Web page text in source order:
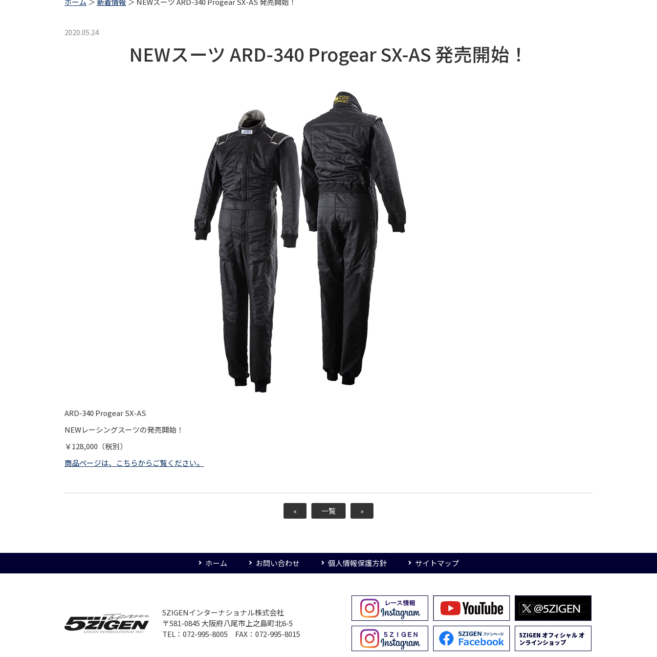
2020.05.24
NEWスーツ ARD-340 Progear SX-AS 発売開始！
ARD-340 Progear SX-AS
NEWレーシングスーツの発売開始！
￥128,000（税別）
商品ページは、こちらからご覧ください。
« 一覧 »
ホーム お問い合わせ 個人情報保護方針 サイトマップ
5ZIGENインターナショナル株式会社
〒581-0845 大阪府八尾市上之島町北6-5
TEL：072-995-8005 FAX：072-995-8015
5ZIGEN オフィシャル オ
ンラインショップ